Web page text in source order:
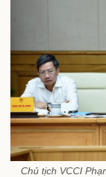
Chủ tịch VCCI